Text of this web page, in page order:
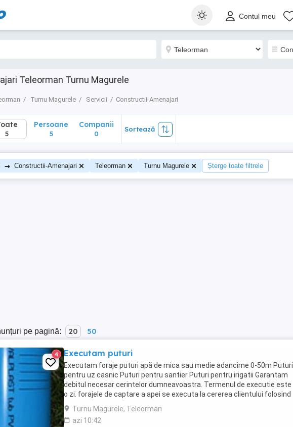
Contul meu
Teleorman Turnu Magurele
Turnu Magurele Servicii Constructii-Amenajari
5
Persoane
5
Companii
0
Sortează
→ Constructii-Amenajari Teleorman Turnu Magurele Șterge toate filtrele
pe pagină: 20 50
4 Executam puturi
Executam foraje puturi apă de mica sau medie adancime 0-50m Puturi
pentru uz casnic Puturi pentru santier Puturi pentru irigatii Garantam
debitul necesar cerintelor dumneavoastra. Termenul de executie este
o zi. forajele de captare a apei se executa la cererea clientului folosind
tubulatura de tip ...
Turnu Magurele, Teleorman
azi 10:42